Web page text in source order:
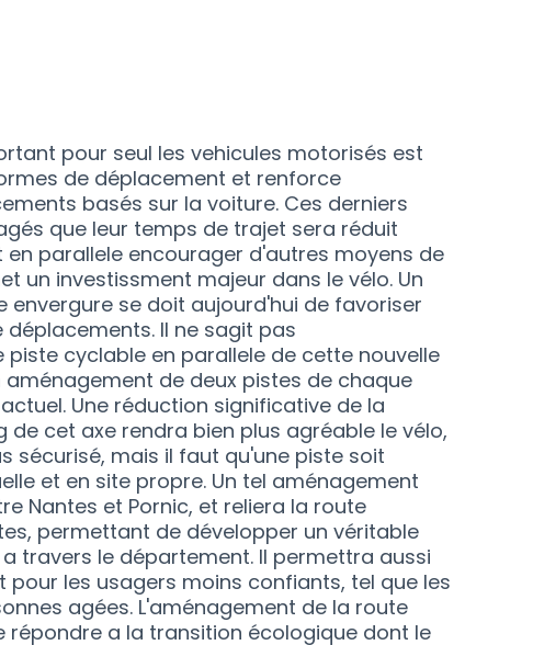
pour seul les vehicules motorisés est
de déplacement et renforce
basés sur la voiture. Ces derniers
que leur temps de trajet sera réduit
parallele encourager d'autres moyens de
un investissment majeur dans le vélo. Un
se doit aujourd'hui de favoriser
Il ne sagit pas
cyclable en parallele de cette nouvelle
de deux pistes de chaque
Une réduction significative de la
cet axe rendra bien plus agréable le vélo,
sécurisé, mais il faut qu'une piste soit
et en site propre. Un tel aménagement
Nantes et Pornic, et reliera la route
permettant de développer un véritable
travers le département. Il permettra aussi
les usagers moins confiants, tel que les
agées. L'aménagement de la route
répondre a la transition écologique dont le